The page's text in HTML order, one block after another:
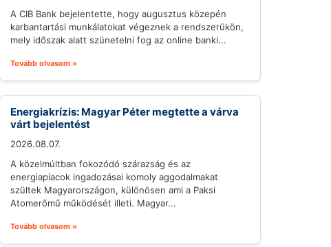
A CIB Bank bejelentette, hogy augusztus közepén
karbantartási munkálatokat végeznek a rendszerükön,
mely időszak alatt szünetelni fog az online banki...
Tovább olvasom »
Energiakrízis: Magyar Péter megtette a várva
várt bejelentést
2026.08.07.
A közelmúltban fokozódó szárazság és az
energiapiacok ingadozásai komoly aggodalmakat
szültek Magyarországon, különösen ami a Paksi
Atomerőmű működését illeti. Magyar...
Tovább olvasom »